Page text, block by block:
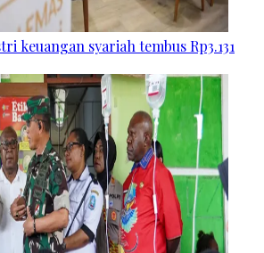
keuangan syariah tembus Rp3.131